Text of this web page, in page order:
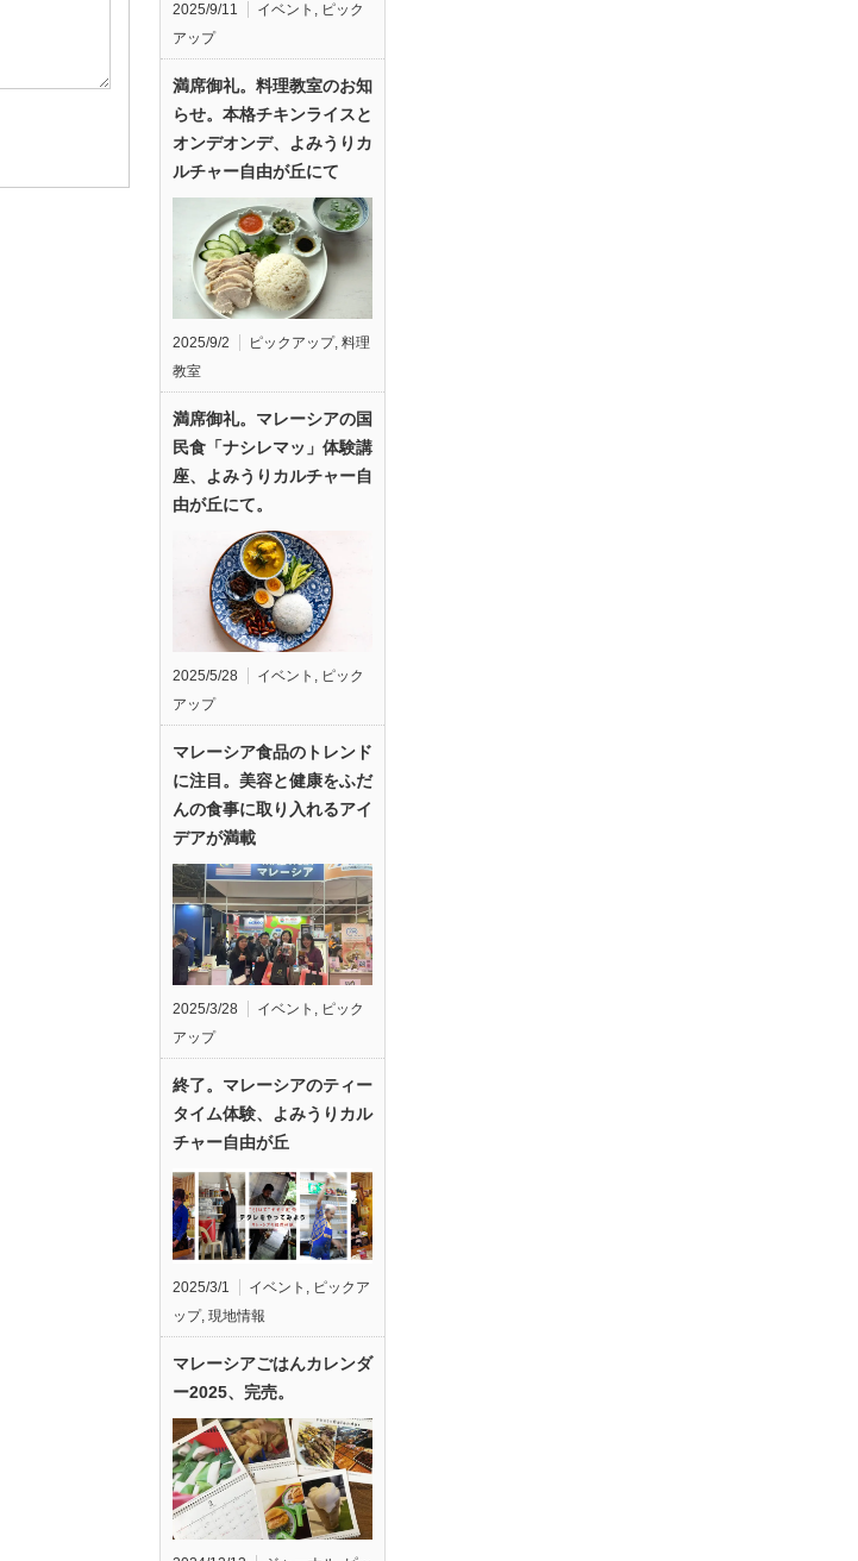
2025/9/11 イベント , ピック
アップ
満席御礼。料理教室のお知
らせ。本格チキンライスと
オンデオンデ、よみうりカ
ルチャー自由が丘にて
2025/9/2 ピックアップ, 料理
教室
満席御礼。マレーシアの国
民食「ナシレマッ」体験講
座、よみうりカルチャー自
由が丘にて。
2025/5/28 イベント , ピック
アップ
マレーシア食品のトレンド
に注目。美容と健康をふだ
んの食事に取り入れるアイ
デアが満載
2025/3/28 イベント
ピック
アップ
終了。マレーシアのティー
タイム体験、よみうりカル
チャー自由が丘
2025/3/1 イベント , ピックア
ップ, 現地情報
マレーシアごはんカレンダ
ー2025、完売。